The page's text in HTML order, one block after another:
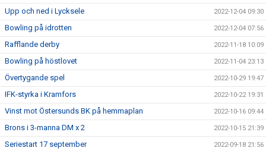
Upp och ned i Lycksele 2022-12-04 09:30
Bowling på idrotten 2022-12-04 07:56
Rafflande derby 2022-11-18 10:09
Bowling på höstlovet 2022-11-04 23:13
Övertygande spel 2022-10-29 19:47
IFK-styrka i Kramfors 2022-10-22 19:31
Vinst mot Östersunds BK på hemmaplan 2022-10-16 09:44
Brons i 3-manna DM x 2 2022-10-15 21:39
Seriestart 17 september 2022-09-18 21:56